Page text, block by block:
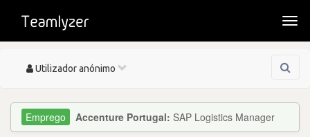
Toggle
Utilizador anónimo
Accenture Portugal: SAP Logistics Manager